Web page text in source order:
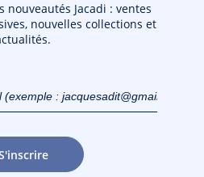
nouveautés Jacadi : ventes
nouvelles collections et